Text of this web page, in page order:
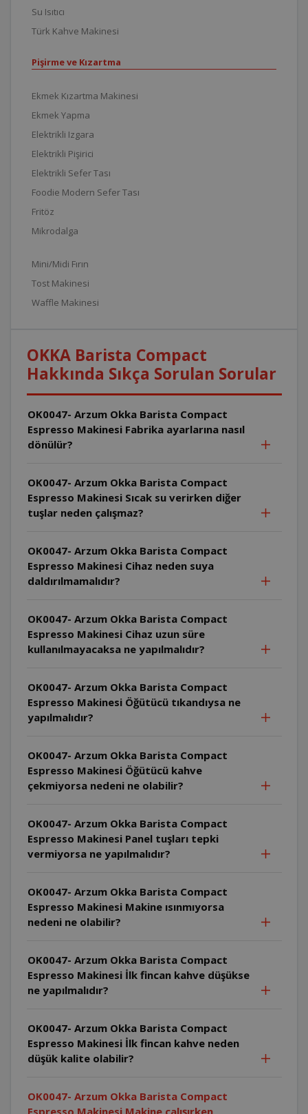
Su Isıtıcı
Türk Kahve Makinesi
Pişirme ve Kızartma
Ekmek Kızartma Makinesi
Ekmek Yapma
Elektrikli Izgara
Elektrikli Pişirici
Elektrikli Sefer Tası
Foodie Modern Sefer Tası
Fritöz
Mikrodalga
Mini/Midi Fırın
Tost Makinesi
Waffle Makinesi
OKKA Barista Compact
Hakkında Sıkça Sorulan Sorular
OK0047- Arzum Okka Barista Compact
Espresso Makinesi Fabrika ayarlarına nasıl
dönülür?
OK0047- Arzum Okka Barista Compact
Espresso Makinesi Sıcak su verirken diğer
tuşlar neden çalışmaz?
OK0047- Arzum Okka Barista Compact
Espresso Makinesi Cihaz neden suya
daldırılmamalıdır?
OK0047- Arzum Okka Barista Compact
Espresso Makinesi Cihaz uzun süre
kullanılmayacaksa ne yapılmalıdır?
OK0047- Arzum Okka Barista Compact
Espresso Makinesi Öğütücü tıkandıysa ne
yapılmalıdır?
OK0047- Arzum Okka Barista Compact
Espresso Makinesi Öğütücü kahve
çekmiyorsa nedeni ne olabilir?
OK0047- Arzum Okka Barista Compact
Espresso Makinesi Panel tuşları tepki
vermiyorsa ne yapılmalıdır?
OK0047- Arzum Okka Barista Compact
Espresso Makinesi Makine ısınmıyorsa
nedeni ne olabilir?
OK0047- Arzum Okka Barista Compact
Espresso Makinesi İlk fincan kahve düşükse
ne yapılmalıdır?
OK0047- Arzum Okka Barista Compact
Espresso Makinesi İlk fincan kahve neden
düşük kalite olabilir?
OK0047- Arzum Okka Barista Compact
Espresso Makinesi Makine çalışırken